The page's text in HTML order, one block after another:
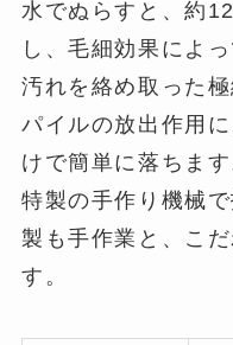
水でぬらすと、約
し、毛細効果によ
汚れを絡め取った
パイルの放出作用
けで簡単に落ちます
特製の手作り機械
製も手作業と、こ
す。